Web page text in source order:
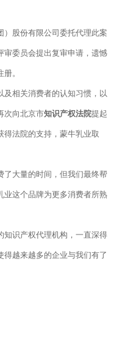
）股份有限公司委托代理此案
审委员会提出复审申请，遗憾
。
相关消费者的认知习惯，以
次向北京市知识产权法院提起
得法院的支持，蒙牛乳业取
了大量的时间，但我们最终帮
业这个品牌为更多消费者所熟
知识产权代理机构，一直深得
得越来越多的企业与我们有了